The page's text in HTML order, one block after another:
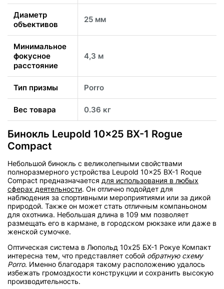
Диаметр
объективов
25 мм
Минимальное
фокусное
расстояние
4,3 м
Тип призмы Porro
Вес товара 0.36 кг
Бинокль Leupold 10x25 BX-1 Rogue
Compact
Небольшой бинокль с великолепными свойствами
полноразмерного устройства Leupold 10x25 BX-1 Roque
Compact предназначается для использования в любых
сферах деятельности. Он отлично подойдет для
наблюдения за спортивными мероприятиями или за дикой
природой. Также он может стать отличным компаньоном
для охотника. Небольшая длина в 109 мм позволяет
размещать его в кармане, в городском рюкзаке или даже в
женской сумочке.
Оптическая система в Люпольд 10х25 БХ-1 Рокуе Компакт
интересна тем, что представляет собой обратную схему
Porro. Именно благодаря такому расположению удалось
избежать громоздкости конструкции и сохранить высокую
производительность.